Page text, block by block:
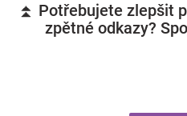
⏫ Potřebujete zlepšit
zpětné odkazy?